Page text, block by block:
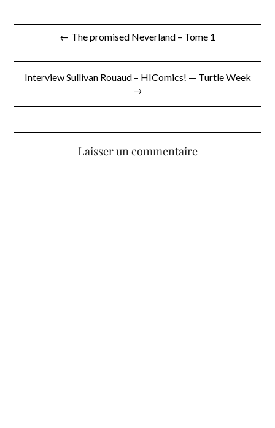
Navigation
de
l’article
← The promised Neverland – Tome 1
Interview Sullivan Rouaud – HIComics! — Turtle Week
→
Laisser un commentaire